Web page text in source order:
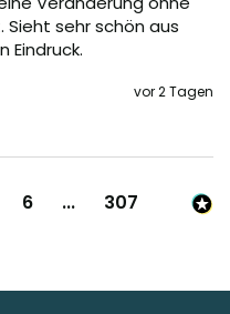
sehr schön aus
Eindruck.
vor 2 Tagen
6 ... 307